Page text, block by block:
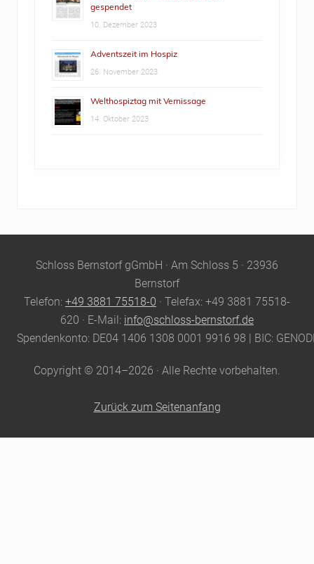
gespendet
10. Dezember 2023
Adventszeit im Hospiz
26. November 2023
Welthospiztag mit Vernissage
14. Oktober 2023
SiteSchloss Bernstorf gGmbH · Am Schloss 5 · 23936
Bernstorf
Telefon: +49 3881 75518-0 · Telefax: +49 3881 75518-
620 · E-Mail: info@schloss-bernstorf.de
Spendenkonto: DE04 1406 1308 0001 9916 98 | BIC:
Copyright © 2014–2026 · Alle Rechte vorbehalten.
Zurück zum Seitenanfang